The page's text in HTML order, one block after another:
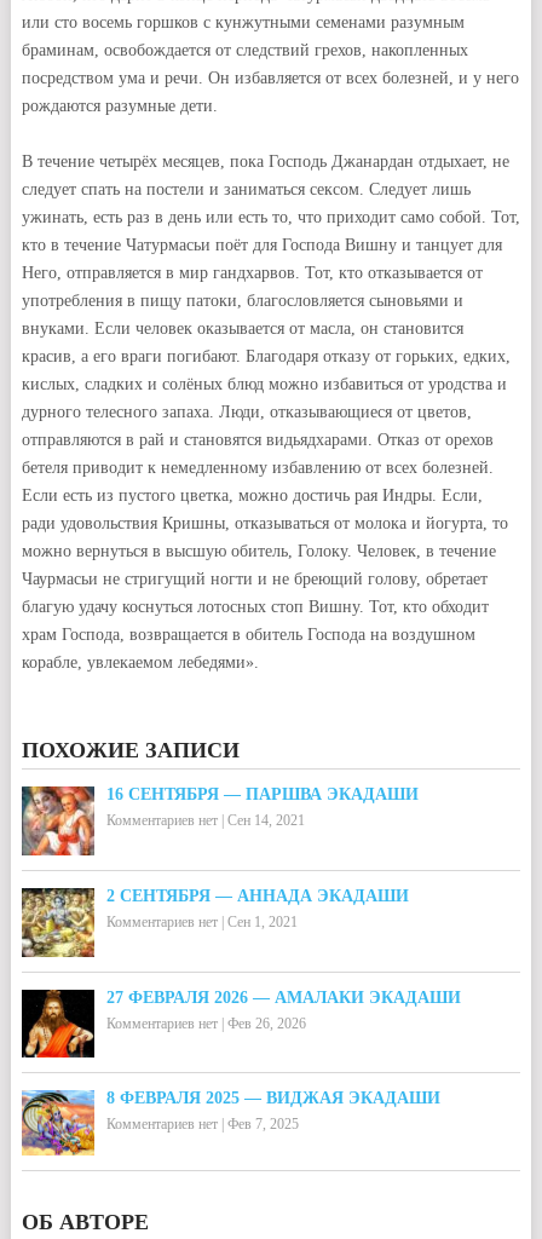
или сто восемь горшков с кунжутными семенами разумным
браминам, освобождается от следствий грехов, накопленных
посредством ума и речи. Он избавляется от всех болезней, и у него
рождаются разумные дети.
В течение четырёх месяцев, пока Господь Джанардан отдыхает, не
следует спать на постели и заниматься сексом. Следует лишь
ужинать, есть раз в день или есть то, что приходит само собой. Тот,
кто в течение Чатурмасьи поёт для Господа Вишну и танцует для
Него, отправляется в мир гандхарвов. Тот, кто отказывается от
употребления в пищу патоки, благословляется сыновьями и
внуками. Если человек оказывается от масла, он становится
красив, а его враги погибают. Благодаря отказу от горьких, едких,
кислых, сладких и солёных блюд можно избавиться от уродства и
дурного телесного запаха. Люди, отказывающиеся от цветов,
отправляются в рай и становятся видьядхарами. Отказ от орехов
бетеля приводит к немедленному избавлению от всех болезней.
Если есть из пустого цветка, можно достичь рая Индры. Если,
ради удовольствия Кришны, отказываться от молока и йогурта, то
можно вернуться в высшую обитель, Голоку. Человек, в течение
Чаурмасьи не стригущий ногти и не бреющий голову, обретает
благую удачу коснуться лотосных стоп Вишну. Тот, кто обходит
храм Господа, возвращается в обитель Господа на воздушном
корабле, увлекаемом лебедями».
ПОХОЖИЕ ЗАПИСИ
16 СЕНТЯБРЯ — ПАРШВА ЭКАДАШИ
Комментариев нет| Сен 14, 2021
2 СЕНТЯБРЯ — АННАДА ЭКАДАШИ
Комментариев нет| Сен 1, 2021
27 ФЕВРАЛЯ 2026 — АМАЛАКИ ЭКАДАШИ
Комментариев нет| Фев 26, 2026
8 ФЕВРАЛЯ 2025 — ВИДЖАЯ ЭКАДАШИ
Комментариев нет| Фев 7, 2025
ОБ АВТОРЕ